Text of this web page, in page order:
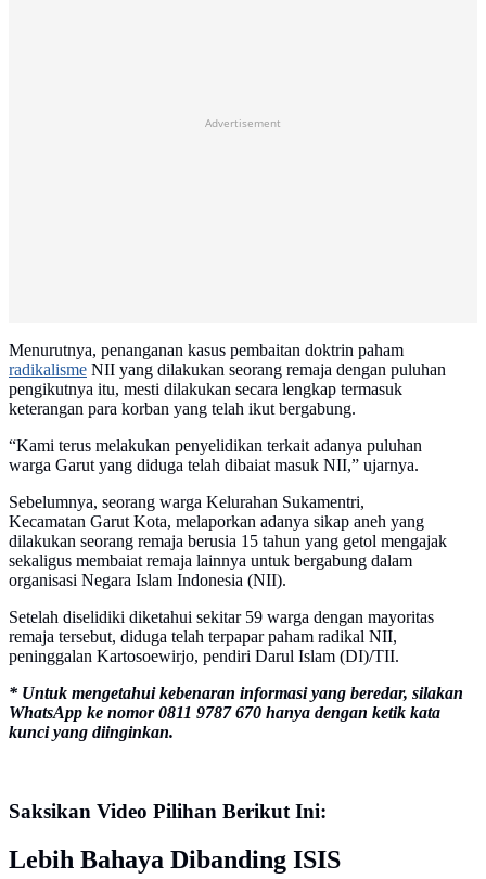
Advertisement
Menurutnya, penanganan kasus pembaitan doktrin paham
radikalisme NII yang dilakukan seorang remaja dengan puluhan
pengikutnya itu, mesti dilakukan secara lengkap termasuk
keterangan para korban yang telah ikut bergabung.
“Kami terus melakukan penyelidikan terkait adanya puluhan
warga Garut yang diduga telah dibaiat masuk NII,” ujarnya.
Sebelumnya, seorang warga Kelurahan Sukamentri,
Kecamatan Garut Kota, melaporkan adanya sikap aneh yang
dilakukan seorang remaja berusia 15 tahun yang getol mengajak
sekaligus membaiat remaja lainnya untuk bergabung dalam
organisasi Negara Islam Indonesia (NII).
Setelah diselidiki diketahui sekitar 59 warga dengan mayoritas
remaja tersebut, diduga telah terpapar paham radikal NII,
peninggalan Kartosoewirjo, pendiri Darul Islam (DI)/TII.
* Untuk mengetahui kebenaran informasi yang beredar, silakan
WhatsApp ke nomor 0811 9787 670 hanya dengan ketik kata
kunci yang diinginkan.
Saksikan Video Pilihan Berikut Ini:
Lebih Bahaya Dibanding ISIS